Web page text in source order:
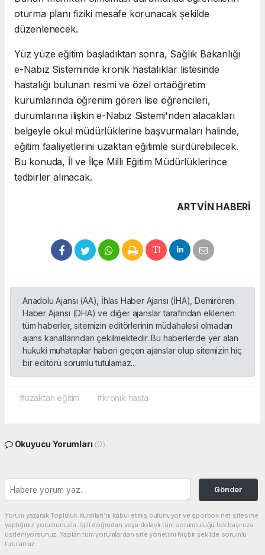
oturma planı fiziki mesafe korunacak şekilde
düzenlenecek.
Yüz yüze eğitim başladıktan sonra, Sağlık Bakanlığı
e-Nabız Sisteminde kronik hastalıklar listesinde
hastalığı bulunan resmi ve özel ortaöğretim
kurumlarında öğrenim gören lise öğrencileri,
durumlarına ilişkin e-Nabız Sistemi'nden alacakları
belgeyle okul müdürlüklerine başvurmaları halinde,
eğitim faaliyetlerini uzaktan eğitimle sürdürebilecek.
Bu konuda, İl ve İlçe Milli Eğitim Müdürlüklerince
tedbirler alınacak.
ARTVIN HABERİ
Anadolu Ajansı (AA), İhlas Haber Ajansı (İHA), Demirören
Haber Ajansı (DHA) ve diğer ajanslar tarafından eklenen
tüm haberler, sitemizin editörlerinin müdahalesi olmadan
ajans kanallarından çekilmektedir. Bu haberlerde yer alan
hukuki muhataplar haberi geçen ajanslar olup sitemizin hiç
bir editörü sorumlu tutulamaz...
#uzaktan eğitim #kronik hasta
Okuyucu Yorumları (0)
Gönder
Yorum yazarak Topluluk Kuralları’nı kabul etmiş bulunuyor ve sporbox.net sitesine
yaptığınız yorumunuzla ilgili doğrudan veya dolaylı tüm sorumluluğu tek başınıza
üstleniyorsunuz. Yazılan tüm yorumlardan site yönetimi hiçbir şekilde sorumlu
tutulamaz.